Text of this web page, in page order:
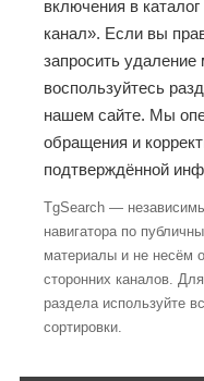
включения в
канал». Если вы
запросить
воспользуйтесь
нашем сайте. Мы
обращения и
подтверждённой
TgSearch —
навигатора по
материалы и не несём
сторонних каналов.
раздела используйте
сортировки.